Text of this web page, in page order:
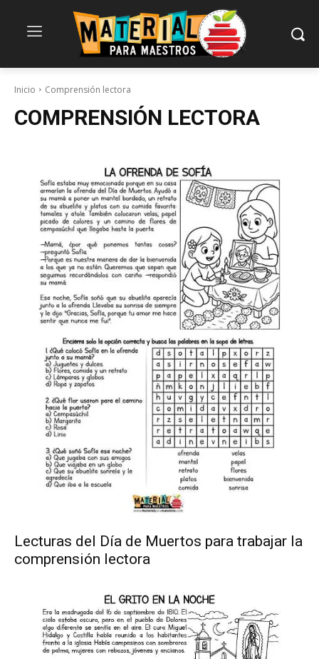
Inicio Comprensión lectora
COMPRENSIÓN LECTORA
Lecturas del Día de Muertos para trabajar la
comprensión lectora